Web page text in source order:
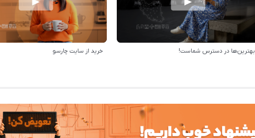
بهترین‌ها در دسترس شماست! خرید از سایت چارسو